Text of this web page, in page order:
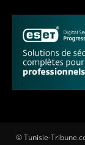
© Tunisie-